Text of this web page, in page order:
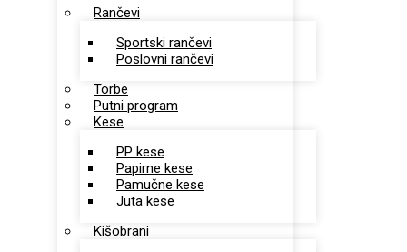
Rančevi
Sportski rančevi
Poslovni rančevi
Torbe
Putni program
Kese
PP kese
Papirne kese
Pamučne kese
Juta kese
Kišobrani